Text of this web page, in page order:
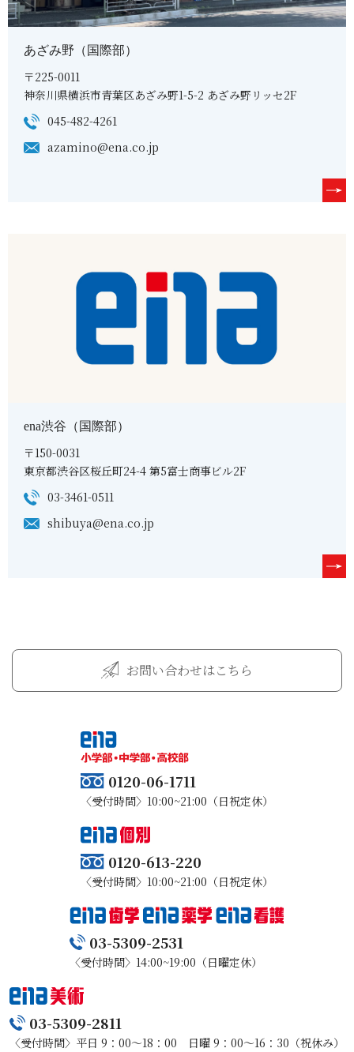
あざみ野（国際部）
〒225-0011
神奈川県横浜市青葉区あざみ野1-5-2 あざみ野リッセ2F
045-482-4261
azamino@ena.co.jp
ena渋谷（国際部）
〒150-0031
東京都渋谷区桜丘町24-4 第5富士商事ビル2F
03-3461-0511
shibuya@ena.co.jp
お問い合わせはこちら
0120-06-1711
〈受付時間〉10:00~21:00（日祝定休）
0120-613-220
〈受付時間〉10:00~21:00（日祝定休）
03-5309-2531
〈受付時間〉14:00~19:00（日曜定休）
03-5309-2811
〈受付時間〉平日 9：00～18：00 日曜 9：00～16：30（祝休み）